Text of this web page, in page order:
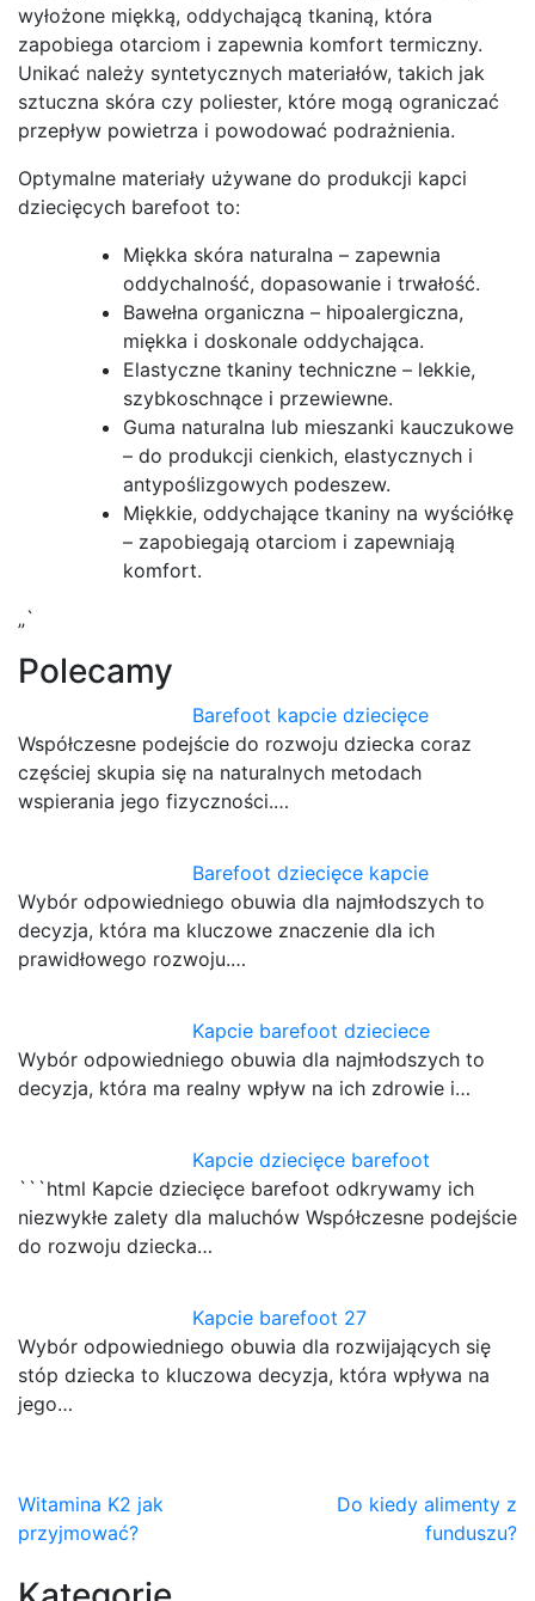
wyłożone miękką, oddychającą tkaniną, która
zapobiega otarciom i zapewnia komfort termiczny.
Unikać należy syntetycznych materiałów, takich jak
sztuczna skóra czy poliester, które mogą ograniczać
przepływ powietrza i powodować podrażnienia.
Optymalne materiały używane do produkcji kapci
dziecięcych barefoot to:
Miękka skóra naturalna – zapewnia
oddychalność, dopasowanie i trwałość.
Bawełna organiczna – hipoalergiczna,
miękka i doskonale oddychająca.
Elastyczne tkaniny techniczne – lekkie,
szybkoschnące i przewiewne.
Guma naturalna lub mieszanki kauczukowe
– do produkcji cienkich, elastycznych i
antypoślizgowych podeszew.
Miękkie, oddychające tkaniny na wyściółkę
– zapobiegają otarciom i zapewniają
komfort.
„`
Polecamy
Barefoot kapcie dziecięce
Współczesne podejście do rozwoju dziecka coraz
częściej skupia się na naturalnych metodach
wspierania jego fizyczności.…
Barefoot dziecięce kapcie
Wybór odpowiedniego obuwia dla najmłodszych to
decyzja, która ma kluczowe znaczenie dla ich
prawidłowego rozwoju.…
Kapcie barefoot dzieciece
Wybór odpowiedniego obuwia dla najmłodszych to
decyzja, która ma realny wpływ na ich zdrowie i…
Kapcie dziecięce barefoot
```html Kapcie dziecięce barefoot odkrywamy ich
niezwykłe zalety dla maluchów Współczesne podejście
do rozwoju dziecka…
Kapcie barefoot 27
Wybór odpowiedniego obuwia dla rozwijających się
stóp dziecka to kluczowa decyzja, która wpływa na
jego…
Nawigacja
wpisu
Witamina K2 jak
przyjmować?
Do kiedy alimenty z
funduszu?